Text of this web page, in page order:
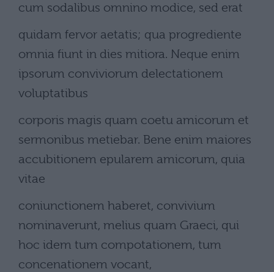
cum sodalibus omnino modice, sed erat
quidam fervor aetatis; qua progrediente
omnia fiunt in dies mitiora. Neque enim
ipsorum conviviorum delectationem
voluptatibus
corporis magis quam coetu amicorum et
sermonibus metiebar. Bene enim maiores
accubitionem epularem amicorum, quia
vitae
coniunctionem haberet, convivium
nominaverunt, melius quam Graeci, qui
hoc idem tum compotationem, tum
concenationem vocant,